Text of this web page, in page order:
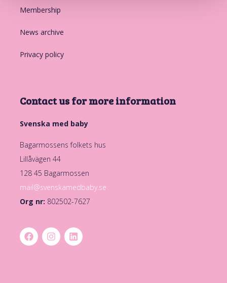
Membership
News archive
Privacy policy
Contact us for more information
Svenska med baby
Bagarmossens folkets hus
Lillåvägen 44
128 45 Bagarmossen
mail@svenskamedbaby.se
Org nr: 802502-7627